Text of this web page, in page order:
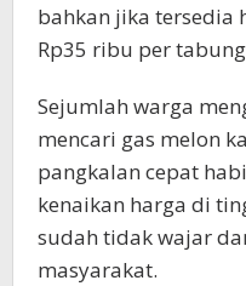
bahkan jika tersedia
Rp35 ribu per
Sejumlah warga
mencari gas melon
pangkalan cepat
kenaikan harga di
sudah tidak wajar
masyarakat.